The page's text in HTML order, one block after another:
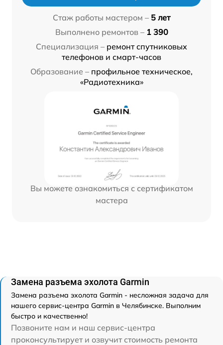
Стаж работы мастером – 5 лет
Выполнено ремонтов – 1 390
Специализация – ремонт спутниковых
телефонов и смарт-часов
Образование – профильное техническое,
«Радиотехника»
Вы можете ознакомиться с сертификатом
мастера
Замена разъема эхолота Garmin
Замена разъема эхолота Garmin - несложная задача для
нашего сервис-центра Garmin в Челябинске. Выполним
быстро и качественно!
Позвоните нам и наш сервис-центра
проконсультирует и озвучит стоимость ремонта